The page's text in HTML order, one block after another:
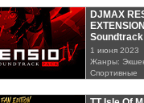
DJMAX
Soundtrack
1 июня 2023
Жанры:
Спортивные